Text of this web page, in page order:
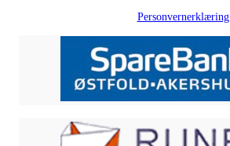
Personvernerklæring